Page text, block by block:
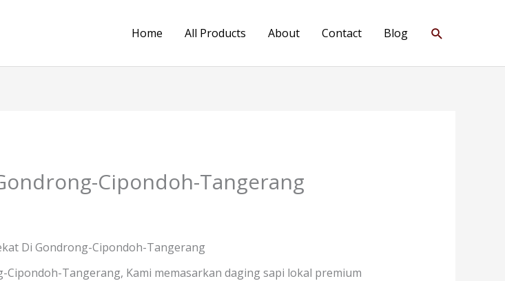
Home All Products About Contact Blog Search
Cipondoh-Tangerang
Di Gondrong-Cipondoh-Tangerang
Tangerang, Kami memasarkan daging sapi lokal premium